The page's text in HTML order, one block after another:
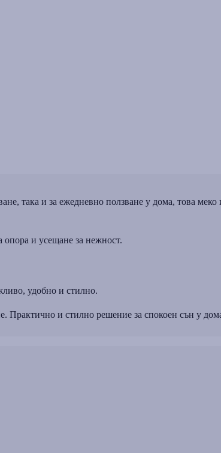
така и за ежедневно ползване у дома, това меко
и усещане за нежност.
удобно и стилно.
Практично и стилно решение за спокоен сън у